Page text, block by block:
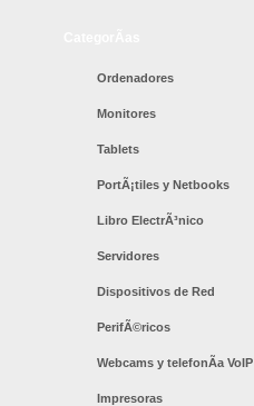
Ordenadores
Monitores
Tablets
PortÃ¡tiles y Netbooks
Libro ElectrÃ³nico
Servidores
Dispositivos de Red
PerifÃ©ricos
Webcams y telefonÃ­a VoIP
Impresoras